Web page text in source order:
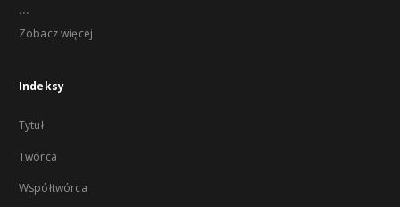
...
Zobacz więcej
Indeksy
Tytuł
Twórca
Współtwórca